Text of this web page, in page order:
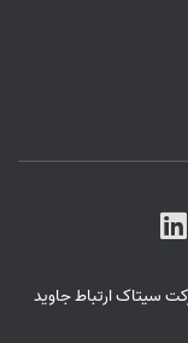
سیتاک ارتباط جاوید